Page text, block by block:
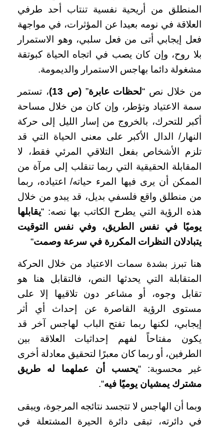
المنطلق من أريحية نفسية تنتاب أحد طرفي
العلاقة في نومه بعيدا عن المؤثرات، في مواجهة
فعل إيجابي أتى من فعل سلبي، وهو الاستمرار
بلا روح، وإن كان يصب في اتجاه الحياة كبوتقة
مشغولة دائما بهاجس الاستمرار والديمومة.
من خلال نص “لحظات عابرة”(ص 13)
، تستمر
سمة الاعتياد وتؤطر، وإن كان من خلال مساحة
أكبر للتحرك، بالخروج من إسار الليل إلى حركة
النهار/ الدال الأكبر على معنى الحياة التي قد
تلزم الأشخاص بفعل التلاقي المرئي فقط، لا
المقابلة الحقيقية التي ربما تنقلب إلى مرآة من
الممكن أن يرى فيها المرء حياته/ اعتياده، ربما
من منطلق واقع فلسفي بديل، قد يبدو من خلال
هذه الرؤية التي يطرح الكاتب بها نصه: “يقابلها
يوميًا في نفس الطريق، وفي نفس التوقيت
يتبادلان النظرات المكررة في سرعة وصمت“
هنا تبرز بشدة سمات الاعتياد من خلال الحركة
المتقابلة التي يحدثها النص، فالتقابل هنا هو
تقابل وجوه، أو مشاعر دون تلاقيها إلا على
مستوى الرؤية القاصرة عن إحداث أي أثر
إيجابي، لكنها ربما تفتح الباب لهاجس آخر قد
يكون مفتاحاً لفهم إحداثيات العلاقة بين
الطرفين، أو ربما كان معبرًا لتحقيق معادلة أخرى
غير محسوبة: “يحسب أن عملهما له طريق
مشترك يمشيان يوميًا فيه“.
وبما أن الهاجس لا تتجسد نتائجه المرجوة، ويبقى
في دائرته، تبقى دائرة الحيرة المشتعلة في